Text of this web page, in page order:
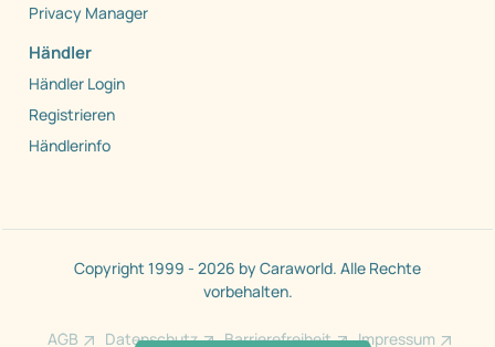
Privacy Manager
Händler
Händler Login
Registrieren
Händlerinfo
Copyright 1999 - 2026 by Caraworld. Alle Rechte
vorbehalten.
AGB Datenschutz Barrierefreiheit Impressum